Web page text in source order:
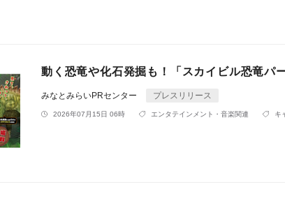
動く恐竜や化石発掘も！「スカイビル恐竜パ
みなとみらいPRセンター プレスリリース
2026年07月15日 06時 エンタテインメント・音楽関連 キ